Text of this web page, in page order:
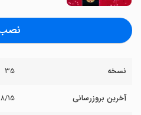
نسخه ۳۵
آخرین بروزرسانی